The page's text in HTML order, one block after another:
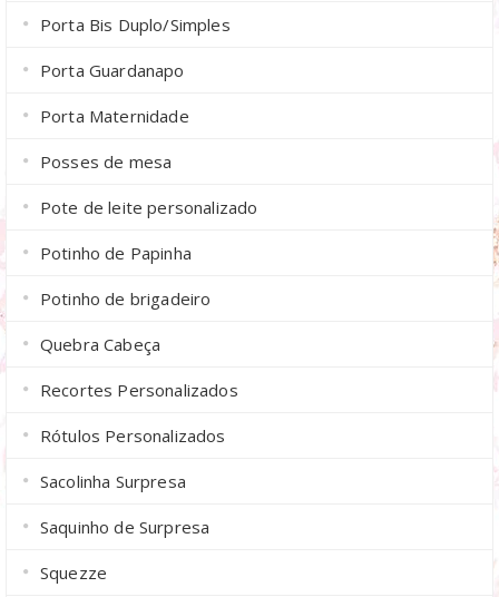
Porta Bis Duplo/Simples
Porta Guardanapo
Porta Maternidade
Posses de mesa
Pote de leite personalizado
Potinho de Papinha
Potinho de brigadeiro
Quebra Cabeça
Recortes Personalizados
Rótulos Personalizados
Sacolinha Surpresa
Saquinho de Surpresa
Squezze